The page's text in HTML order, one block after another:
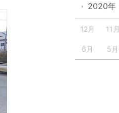
2020年
12月 11月
6月 5月